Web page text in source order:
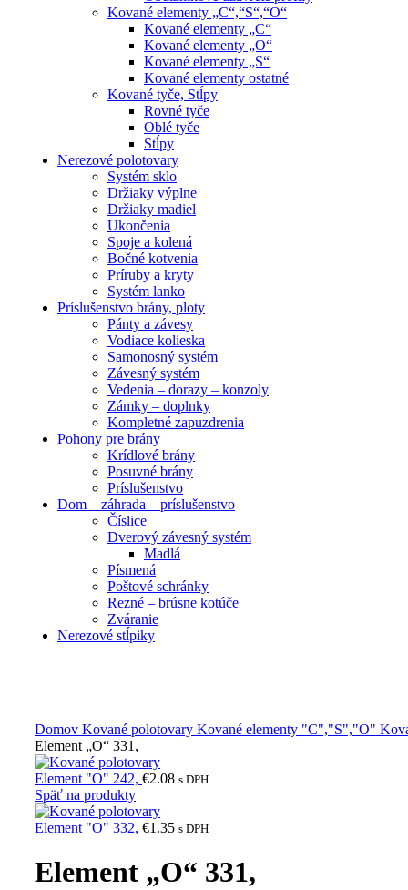
Kované elementy „C“,“S“,“O“
Kované elementy „C“
Kované elementy „O“
Kované elementy „S“
Kované elementy ostatné
Kované tyče, Stĺpy
Rovné tyče
Oblé tyče
Stĺpy
Nerezové polotovary
Systém sklo
Držiaky výplne
Držiaky madiel
Ukončenia
Spoje a kolená
Bočné kotvenia
Príruby a kryty
Systém lanko
Príslušenstvo brány, ploty
Pánty a závesy
Vodiace kolieska
Samonosný systém
Závesný systém
Vedenia – dorazy – konzoly
Zámky – doplnky
Kompletné zapuzdrenia
Pohony pre brány
Krídlové brány
Posuvné brány
Príslušenstvo
Dom – záhrada – príslušenstvo
Číslice
Dverový závesný systém
Madlá
Písmená
Poštové schránky
Rezné – brúsne kotúče
Zváranie
Nerezové stĺpiky
Domov Kované polotovary Kované elementy "C","S","O"
Element „O“ 331,
Element "O" 242, €2.08 s DPH
Späť na produkty
Element "O" 332, €1.35 s DPH
Element „O“ 331,